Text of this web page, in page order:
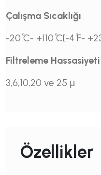
Çalışma Sıcaklığı
-20 ⷪC- +110 ⷪC[-4 ⷪF-
Filtreleme Hassasiyeti
3,6,10,20 ve 25 μ
Özellikler